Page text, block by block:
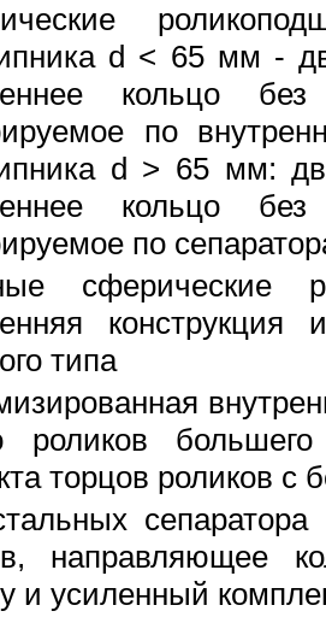
d < 65 мм -
кольцо
по
d > 65 мм:
кольцо
по
сферические
типа
роликов
торцов роликов с
сепаратора
направляющее
и усиленный